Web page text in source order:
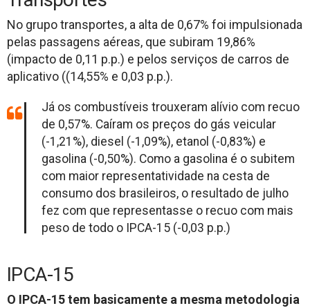
No grupo transportes, a alta de 0,67% foi impulsionada
pelas passagens aéreas, que subiram 19,86%
(impacto de 0,11 p.p.) e pelos serviços de carros de
aplicativo ((14,55% e 0,03 p.p.).
Já os combustíveis trouxeram alívio com recuo
de 0,57%. Caíram os preços do gás veicular
(-1,21%), diesel (-1,09%), etanol (-0,83%) e
gasolina (-0,50%). Como a gasolina é o subitem
com maior representatividade na cesta de
consumo dos brasileiros, o resultado de julho
fez com que representasse o recuo com mais
peso de todo o IPCA-15 (-0,03 p.p.)
IPCA-15
O IPCA-15 tem basicamente a mesma metodologia